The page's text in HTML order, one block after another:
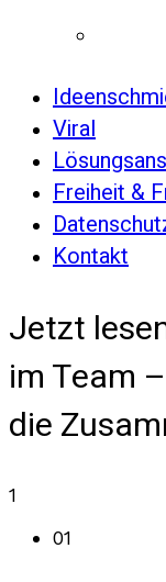
Viral
Freiheit &
Kontakt
Jetzt
im Team
die
1
01